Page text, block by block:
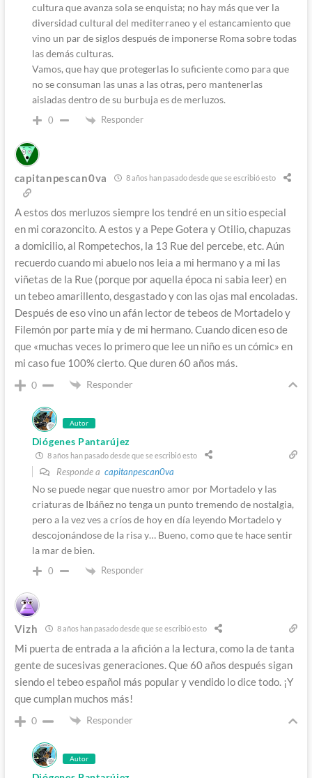
cultura que avanza sola se enquista; no hay más que ver la
diversidad cultural del mediterraneo y el estancamiento que
vino un par de siglos después de imponerse Roma sobre todas
las demás culturas.
Vamos, que hay que protegerlas lo suficiente como para que
no se consuman las unas a las otras, pero mantenerlas
aisladas dentro de su burbuja es de merluzos.
0 Responder
capitanpescan0va 8 años han pasado desde que se escribió esto
A estos dos merluzos siempre los tendré en un sitio especial
en mi corazoncito. A estos y a Pepe Gotera y Otilio, chapuzas
a domicilio, al Rompetechos, la 13 Rue del percebe, etc. Aún
recuerdo cuando mi abuelo nos leia a mi hermano y a mi las
viñetas de la Rue (porque por aquella época ni sabia leer) en
un tebeo amarillento, desgastado y con las ojas mal encoladas.
Después de eso vino un afán lector de tebeos de Mortadelo y
Filemón por parte mía y de mi hermano. Cuando dicen eso de
que «muchas veces lo primero que lee un niño es un cómic» en
mi caso fue 100% cierto. Que duren 60 años más.
0 Responder
Autor
Diógenes Pantarújez
8 años han pasado desde que se escribió esto
Responde a capitanpescan0va
No se puede negar que nuestro amor por Mortadelo y las
criaturas de Ibáñez no tenga un punto tremendo de nostalgia,
pero a la vez ves a críos de hoy en día leyendo Mortadelo y
descojonándose de la risa y… Bueno, como que te hace sentir
la mar de bien.
0 Responder
Vizh 8 años han pasado desde que se escribió esto
Mi puerta de entrada a la afición a la lectura, como la de tanta
gente de sucesivas generaciones. Que 60 años después sigan
siendo el tebeo español más popular y vendido lo dice todo. ¡Y
que cumplan muchos más!
0 Responder
Autor